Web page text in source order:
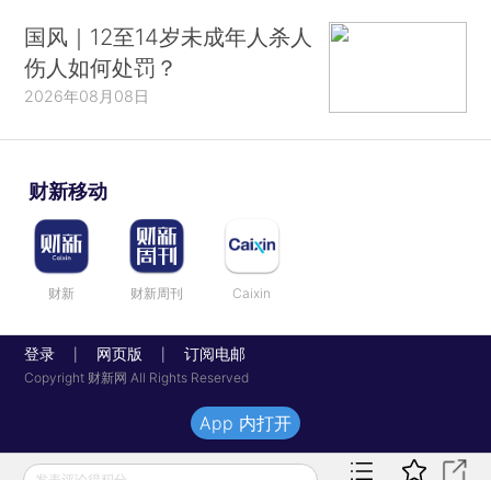
国风｜12至14岁未成年人杀人
伤人如何处罚？
2026年08月08日
财新移动
财新 财新周刊 Caixin
登录 网页版 订阅电邮
Copyright 财新网 All Rights Reserved
App 内打开